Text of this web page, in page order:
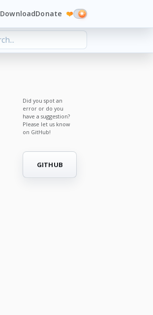
DownloadDonate ❤️
Did you spot an
error or do you
have a suggestion?
Please let us know
on GitHub!
GITHUB